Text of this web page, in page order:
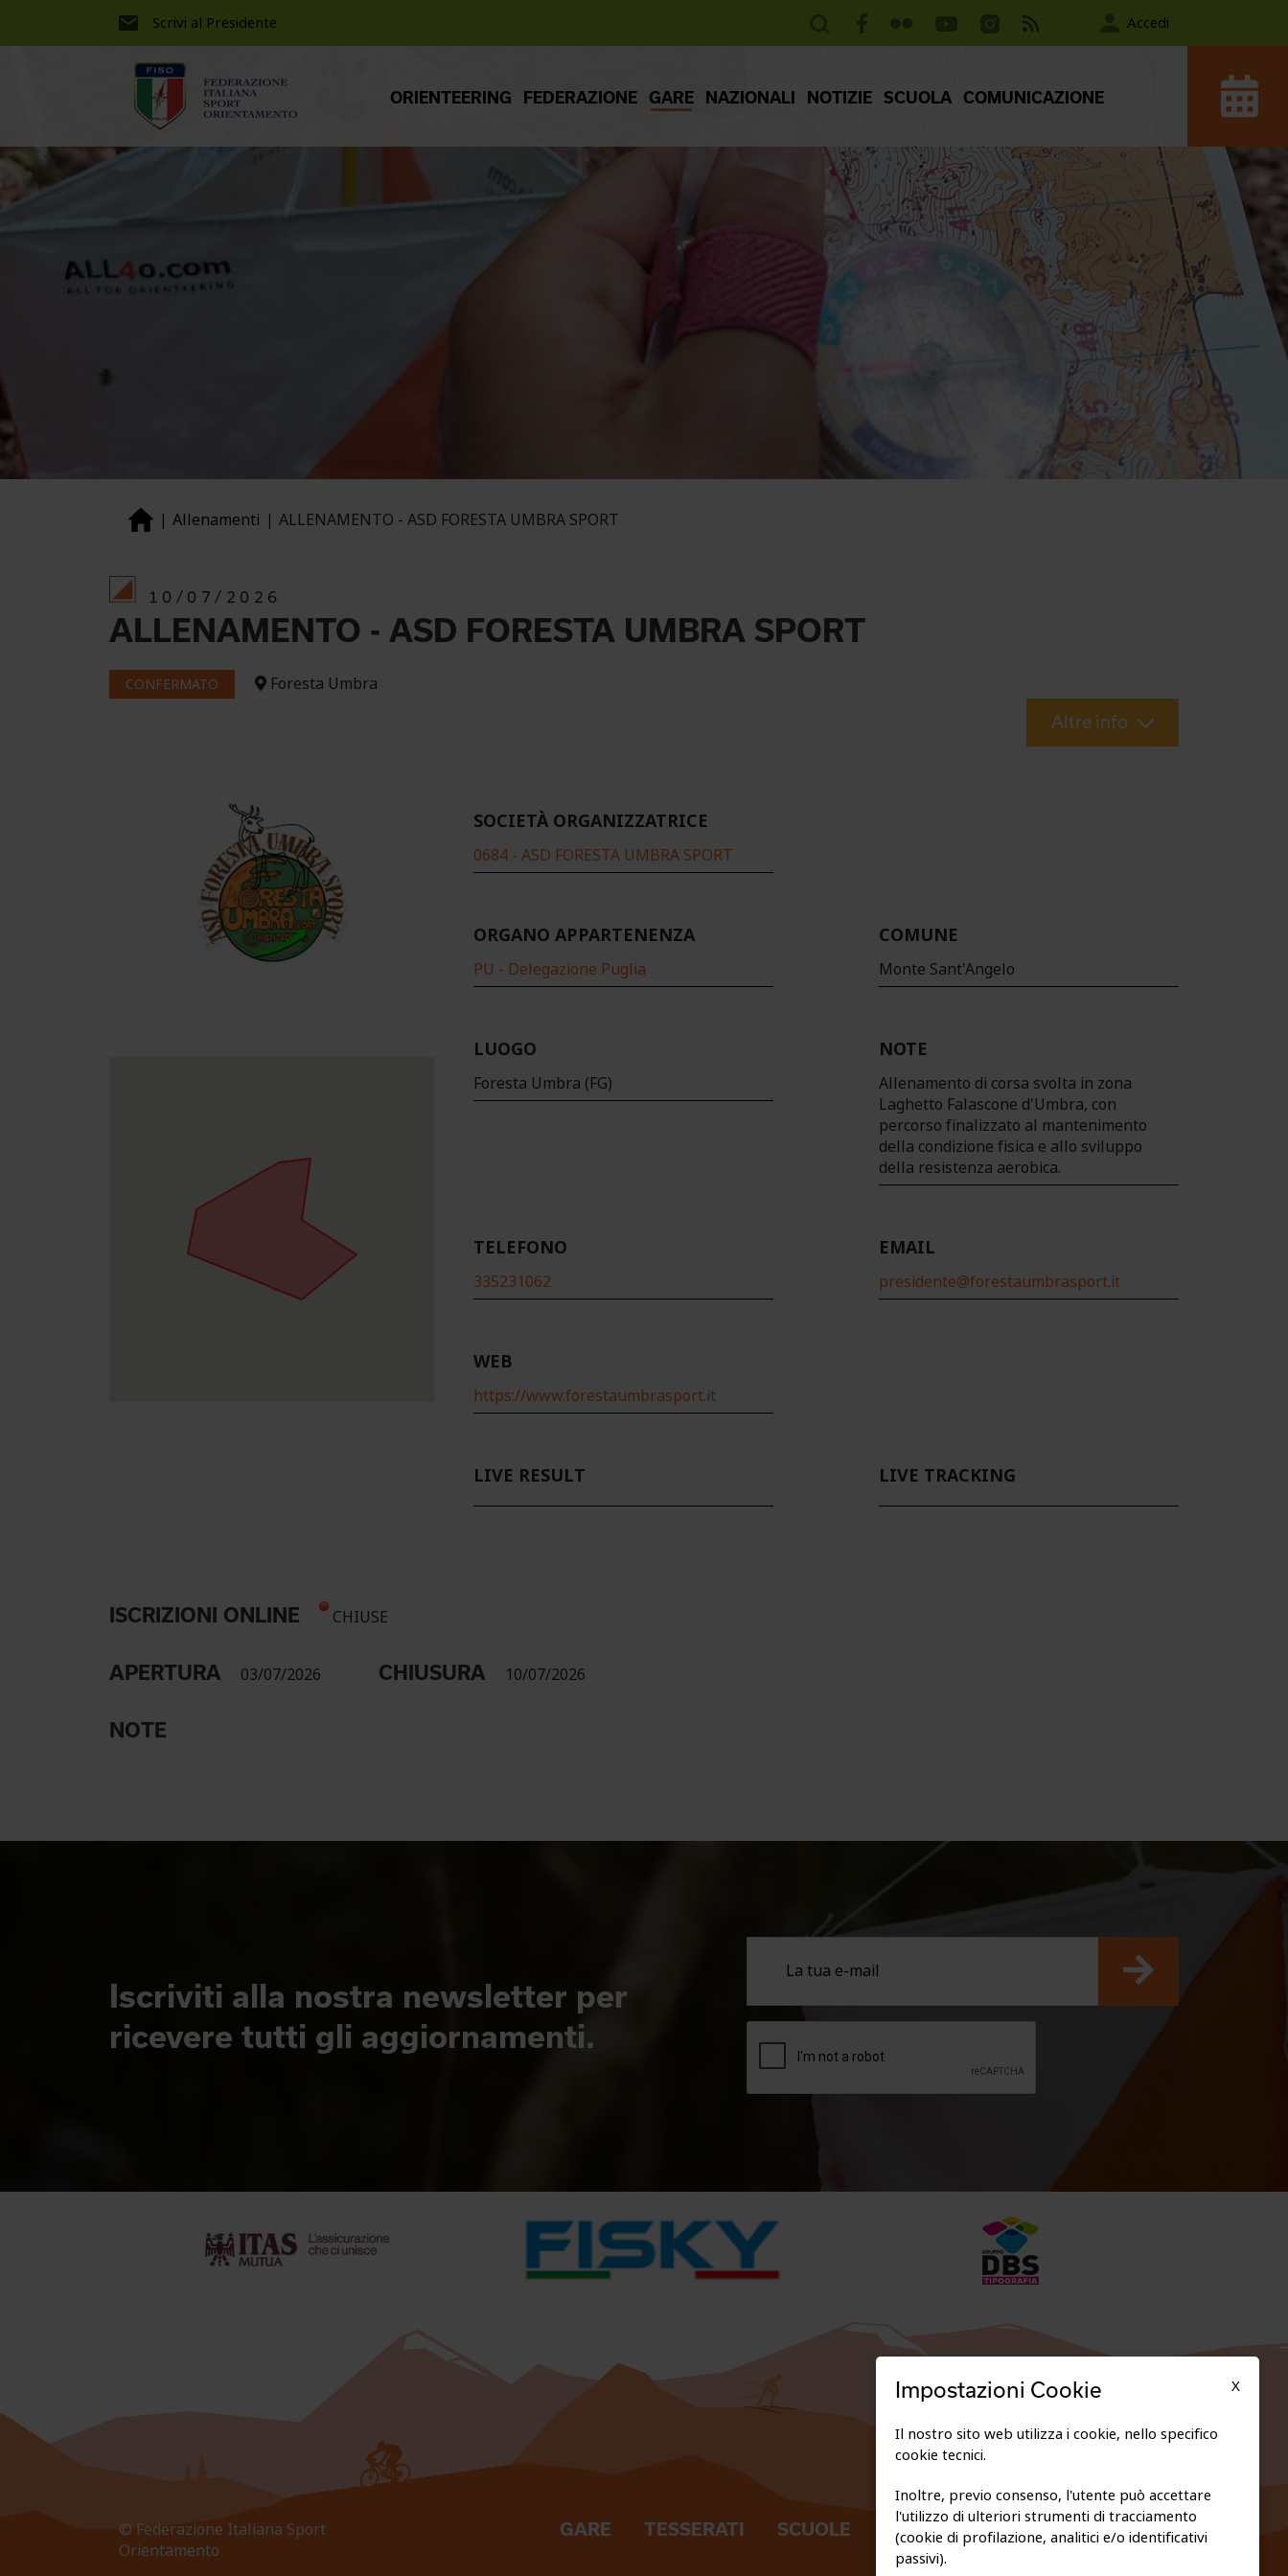
Scrivi al Presidente Accedi
ORIENTEERING FEDERAZIONE GARE NAZIONALI NOTIZIE SCUOLA COMUNICAZIONE
Allenamenti ALLENAMENTO - ASD FORESTA UMBRA SPORT
10/07/2026
ALLENAMENTO - ASD FORESTA UMBRA SPORT
CONFERMATO Foresta Umbra
Altre info
SOCIETÀ ORGANIZZATRICE
0684 - ASD FORESTA UMBRA SPORT
ORGANO APPARTENENZA
PU - Delegazione Puglia
COMUNE
Monte Sant'Angelo
LUOGO
Foresta Umbra (FG)
NOTE
Allenamento di corsa svolta in zona
Laghetto Falascone d'Umbra, con
percorso finalizzato al mantenimento
della condizione fisica e allo sviluppo
della resistenza aerobica.
TELEFONO
335231062
EMAIL
presidente@forestaumbrasport.it
WEB
https://www.forestaumbrasport.it
LIVE RESULT LIVE TRACKING
ISCRIZIONI ONLINE CHIUSE
APERTURA 03/07/2026 CHIUSURA 10/07/2026
NOTE
Iscriviti alla nostra newsletter per
ricevere tutti gli aggiornamenti.
© Federazione Italiana Sport
Orientamento
GARE TESSERATI SCUOLE
FEDERAZIONE TRASPARENTE
PRIVACY E COOKIE POLICY
X
Impostazioni Cookie
Il nostro sito web utilizza i cookie, nello specifico
cookie tecnici.
Inoltre, previo consenso, l'utente può accettare
l'utilizzo di ulteriori strumenti di tracciamento
(cookie di profilazione, analitici e/o identificativi
passivi).